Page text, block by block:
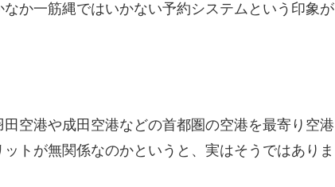
か一筋縄ではいかない予約システムという印象が
空港や成田空港などの首都圏の空港を最寄り空港
トが無関係なのかというと、実はそうではありま